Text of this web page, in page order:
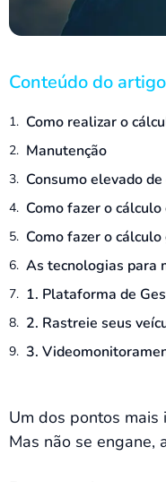
Conteúdo do artigo
Como realizar o
Manutenção
Consumo elevado
Como fazer o
Como fazer o
As tecnologias para
1. Plataforma de
2. Rastreie seus
3.
Um dos pontos mais
Mas não se engane,